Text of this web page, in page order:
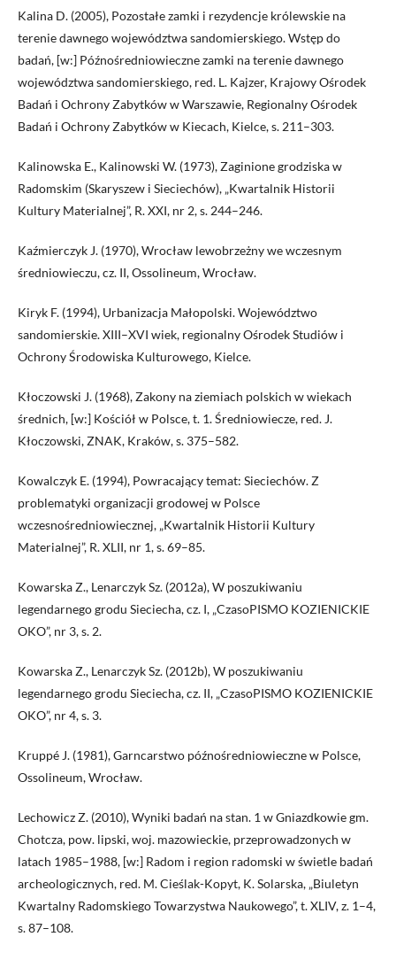
Kalina D. (2005), Pozostałe zamki i rezydencje królewskie na
terenie dawnego województwa sandomierskiego. Wstęp do
badań, [w:] Późnośredniowieczne zamki na terenie dawnego
województwa sandomierskiego, red. L. Kajzer, Krajowy Ośrodek
Badań i Ochrony Zabytków w Warszawie, Regionalny Ośrodek
Badań i Ochrony Zabytków w Kiecach, Kielce, s. 211–303.
Kalinowska E., Kalinowski W. (1973), Zaginione grodziska w
Radomskim (Skaryszew i Sieciechów), „Kwartalnik Historii
Kultury Materialnej”, R. XXI, nr 2, s. 244–246.
Kaźmierczyk J. (1970), Wrocław lewobrzeżny we wczesnym
średniowieczu, cz. II, Ossolineum, Wrocław.
Kiryk F. (1994), Urbanizacja Małopolski. Województwo
sandomierskie. XIII–XVI wiek, regionalny Ośrodek Studiów i
Ochrony Środowiska Kulturowego, Kielce.
Kłoczowski J. (1968), Zakony na ziemiach polskich w wiekach
średnich, [w:] Kościół w Polsce, t. 1. Średniowiecze, red. J.
Kłoczowski, ZNAK, Kraków, s. 375–582.
Kowalczyk E. (1994), Powracający temat: Sieciechów. Z
problematyki organizacji grodowej w Polsce
wczesnośredniowiecznej, „Kwartalnik Historii Kultury
Materialnej”, R. XLII, nr 1, s. 69–85.
Kowarska Z., Lenarczyk Sz. (2012a), W poszukiwaniu
legendarnego grodu Sieciecha, cz. I, „CzasoPISMO KOZIENICKIE
OKO”, nr 3, s. 2.
Kowarska Z., Lenarczyk Sz. (2012b), W poszukiwaniu
legendarnego grodu Sieciecha, cz. II, „CzasoPISMO KOZIENICKIE
OKO”, nr 4, s. 3.
Kruppé J. (1981), Garncarstwo późnośredniowieczne w Polsce,
Ossolineum, Wrocław.
Lechowicz Z. (2010), Wyniki badań na stan. 1 w Gniazdkowie gm.
Chotcza, pow. lipski, woj. mazowieckie, przeprowadzonych w
latach 1985–1988, [w:] Radom i region radomski w świetle badań
archeologicznych, red. M. Cieślak-Kopyt, K. Solarska, „Biuletyn
Kwartalny Radomskiego Towarzystwa Naukowego”, t. XLIV, z. 1–4,
s. 87–108.